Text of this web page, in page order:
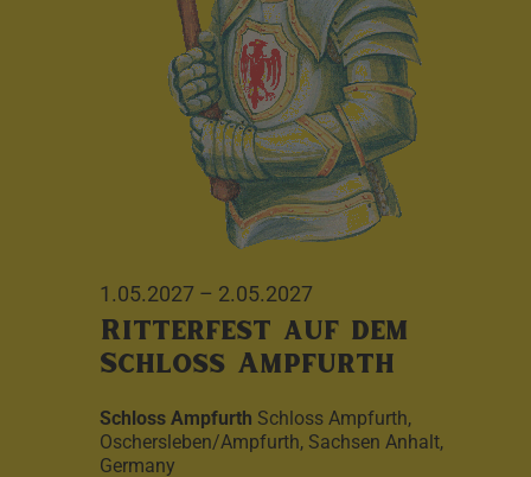
1.05.2027 – 2.05.2027
Ritterfest auf dem
Schloss Ampfurth
Schloss Ampfurth Schloss Ampfurth,
Oschersleben/Ampfurth, Sachsen Anhalt,
Germany